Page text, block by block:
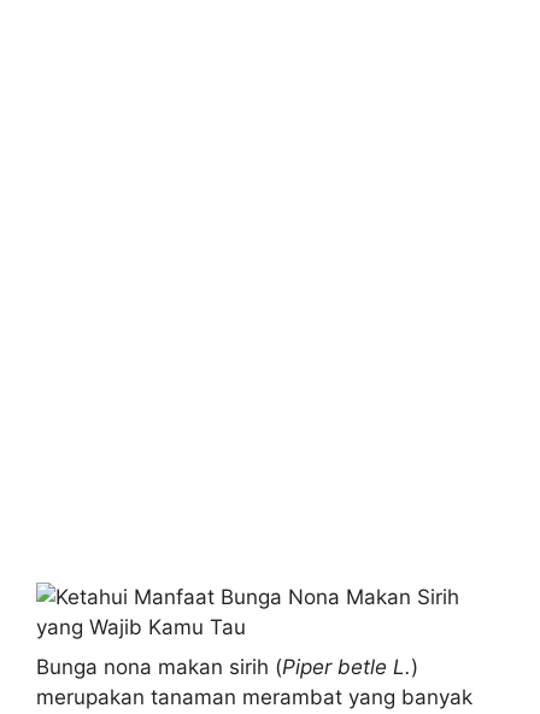
Bunga nona makan sirih (Piper betle L.)
merupakan tanaman merambat yang banyak